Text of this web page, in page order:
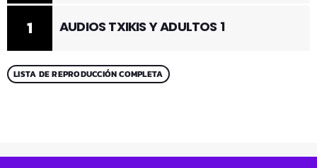
1 AUDIOS TXIKIS Y ADULTOS 1
LISTA DE REPRODUCCIÓN COMPLETA